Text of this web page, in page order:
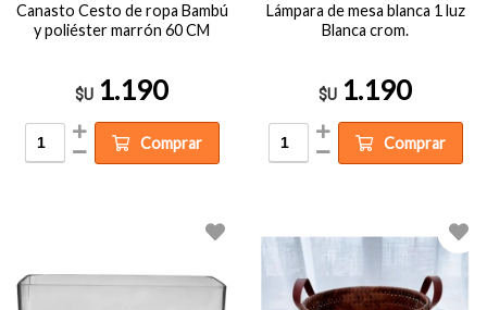
Canasto Cesto de ropa Bambú
y poliéster marrón 60 CM
$U 1.190
Comprar
Lámpara de mesa blanca 1 luz
Blanca crom.
$U 1.190
Comprar